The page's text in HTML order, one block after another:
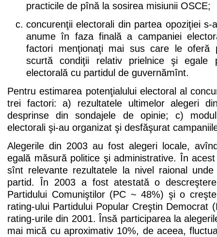
practicile de pînă la sosirea misiunii OSCE;
concurenţii electorali din partea opoziţiei s-
anume în faza finală a campaniei
factori menţionaţi mai sus care le oferă
scurtă condiţii relativ prielnice şi egale
electorală cu partidul de guvernămînt.
Pentru estimarea potenţialului electoral al
trei factori: a) rezultatele ultimelor alegeri
desprinse din sondajele de opinie; c)
electorali şi-au organizat şi desfăşurat
Alegerile din 2003 au fost alegeri locale,
egală măsură politice şi administrative. În
sînt relevante rezultatele la nivel raional
partid. În 2003 a fost atestată o
Partidului Comuniştilor (PC ~ 48%) şi o
rating-ului Partidului Popular Creştin Democrat
rating-urile din 2001. Însă participarea la
mai mică cu aproximativ 10%, de aceea,